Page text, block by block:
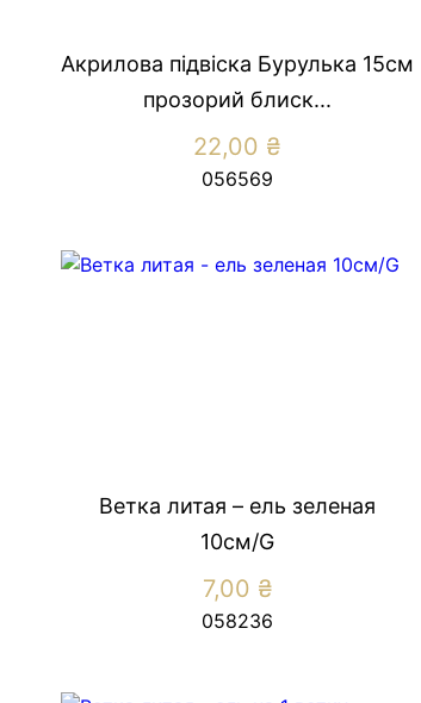
Акрилова підвіска Бурулька 15см
прозорий блиск...
22,00 ₴
056569
Ветка литая – ель зеленая
10см/G
7,00 ₴
058236